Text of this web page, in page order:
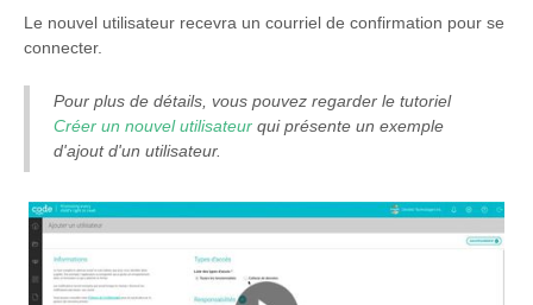
Le nouvel utilisateur recevra un courriel de confirmation pour se
connecter.
Pour plus de détails, vous pouvez regarder le tutoriel
Créer un nouvel utilisateur qui présente un exemple
d'ajout d'un utilisateur.